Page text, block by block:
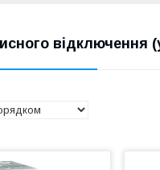
відключення